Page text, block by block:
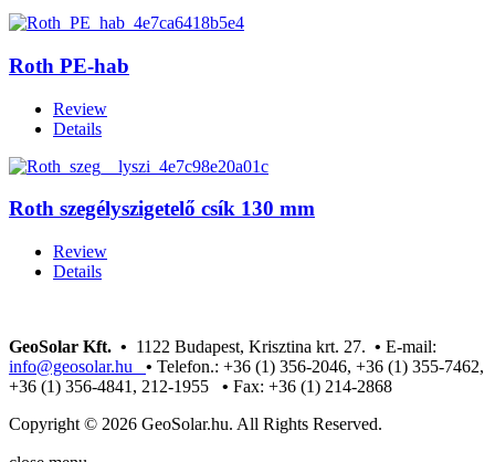
Roth PE-hab
Review
Details
Roth szegélyszigetelő csík 130 mm
Review
Details
GeoSolar Kft. • 1122 Budapest, Krisztina krt. 27. • E-mail:
info@geosolar.hu • Telefon.: +36 (1) 356-2046, +36 (1) 355-7462,
+36 (1) 356-4841, 212-1955 • Fax: +36 (1) 214-2868
Copyright © 2026 GeoSolar.hu. All Rights Reserved.